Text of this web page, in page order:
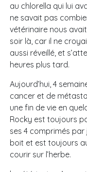
au chlorella qui lui
ne savait pas
vétérinaire nous
soir là, car il ne
aussi réveillé, et
heures plus tard.
Aujourd’hui, 4
cancer et de
une fin de vie en
Rocky est toujours
ses 4 comprimés par
boit et est toujours
courir sur l’herbe.